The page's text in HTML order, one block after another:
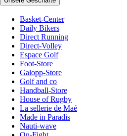
Basket-Center
Daily Bikers
Direct Running
Direct-Volley
Espace Golf
Foot-Store
Galopp-Store
Golf and co
Handball-Store
House of Rugby
La sellerie de Maé
Made in Paradis
Nauti-wave